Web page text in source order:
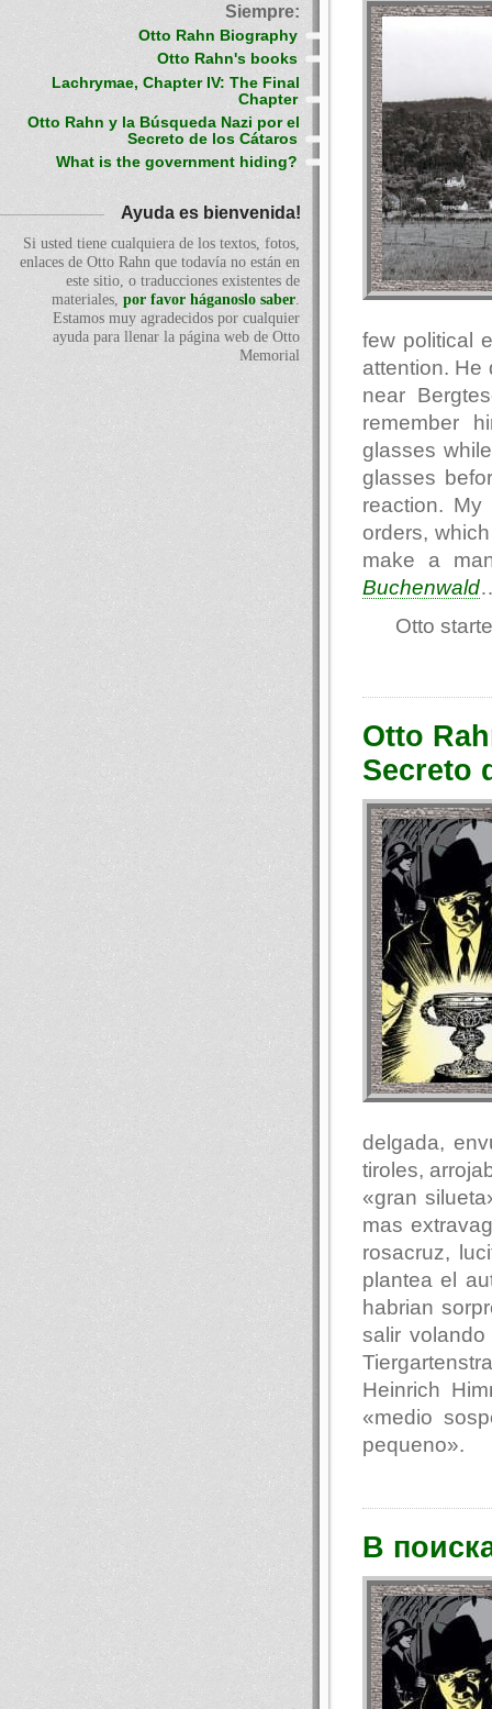
few political
attention. He
near
remember
glasses
glasses
reaction.
orders,
make a
Buchenwald
Otto
Otto
Secreto
delgada,
tiroles,
«gran
mas
rosacruz,
plantea el
habrian
salir
Heinrich
«medio
pequeno».
В
Siempre:
Otto Rahn Biography
Otto Rahn's books
Lachrymae, Chapter IV: The Final
Chapter
Otto Rahn y la Búsqueda Nazi por el
Secreto de los Cátaros
What is the government hiding?
Ayuda es bienvenida!
Si usted tiene cualquiera de los textos, fotos,
enlaces de Otto Rahn que todavía no están en
este sitio, o traducciones existentes de
materiales, por favor háganoslo saber.
Estamos muy agradecidos por cualquier
ayuda para llenar la página web de Otto
Memorial